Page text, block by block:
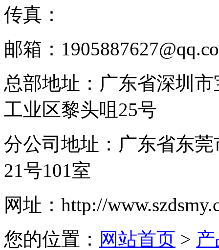
传真：
邮箱：
总部地址： 广东省深圳
工业区黎头咀25号
分公司地址： 广东省东
21号101室
网址： http://
您的位置： 网站首页 >